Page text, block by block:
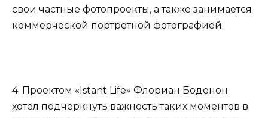
свои частные фотопроекты, а также занимается
коммерческой портретной фотографией.
4. Проектом «Istant Life» Флориан Боденон
хотел подчеркнуть важность таких моментов в